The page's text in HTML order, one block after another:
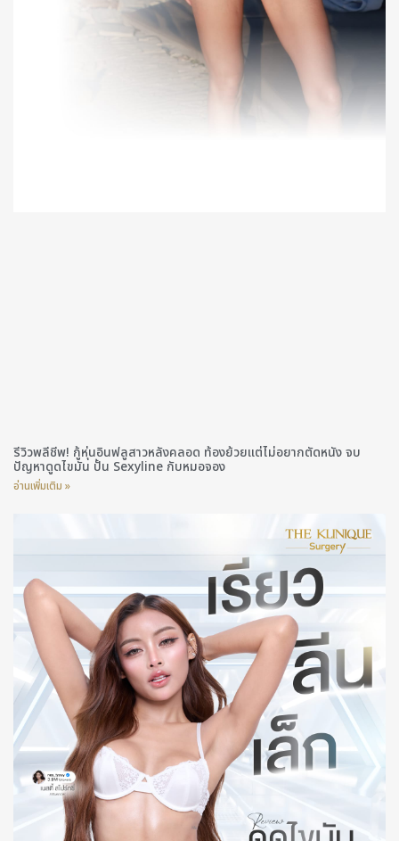
รีวิวพลีชีพ! กู้หุ่นอินฟลูสาวหลังคลอด ท้องย้วยแต่ไม่อยากตัดหนัง จบ
ปัญหาดูดไขมัน ปั้น Sexyline กับหมอจอง
อ่านเพิ่มเติม »